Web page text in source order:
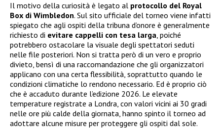
Il motivo della curiosità è legato al protocollo del Royal
Box di Wimbledon. Sul sito ufficiale del torneo viene infatti
spiegato che agli ospiti della tribuna d’onore è generalmente
richiesto di evitare cappelli con tesa larga, poiché
potrebbero ostacolare la visuale degli spettatori seduti
nelle file posteriori. Non si tratta però di un vero e proprio
divieto, bensì di una raccomandazione che gli organizzatori
applicano con una certa flessibilità, soprattutto quando le
condizioni climatiche lo rendono necessario. Ed è proprio ciò
che è accaduto durante l’edizione 2026. Le elevate
temperature registrate a Londra, con valori vicini ai 30 gradi
nelle ore più calde della giornata, hanno spinto il torneo ad
adottare alcune misure per proteggere gli ospiti dal sole.